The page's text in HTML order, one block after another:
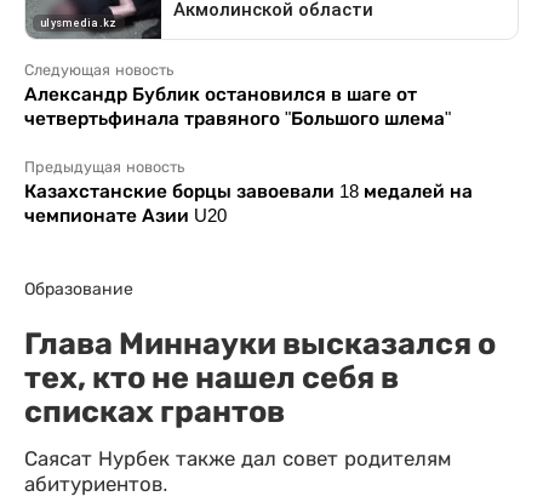
Следующая новость
Александр Бублик остановился в шаге от
четвертьфинала травяного "Большого шлема"
Предыдущая новость
Казахстанские борцы завоевали 18 медалей на
чемпионате Азии U20
Образование
Глава Миннауки высказался о
тех, кто не нашел себя в
списках грантов
Саясат Нурбек также дал совет родителям
абитуриентов.